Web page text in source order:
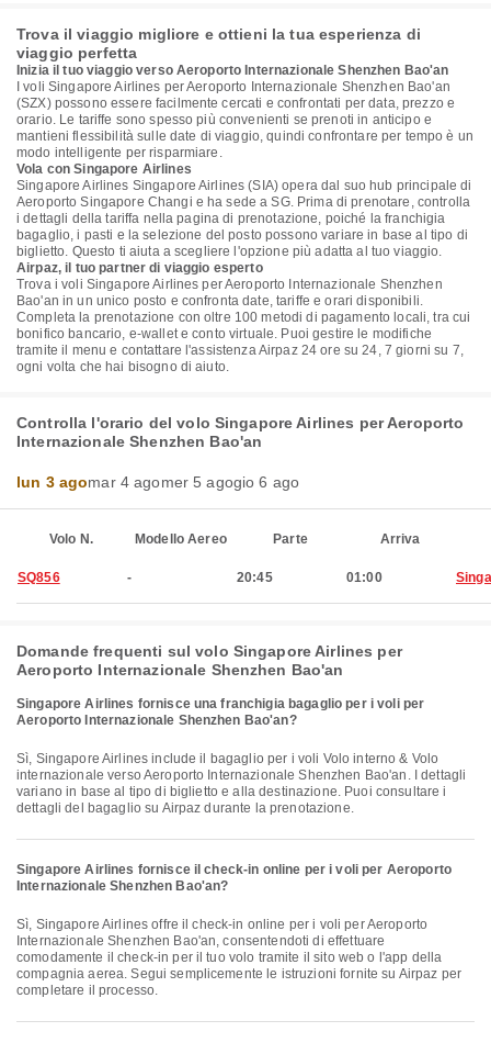
Trova il viaggio migliore e ottieni la tua esperienza di
viaggio perfetta
Inizia il tuo viaggio verso Aeroporto Internazionale Shenzhen Bao'an
I voli Singapore Airlines per Aeroporto Internazionale Shenzhen Bao'an
(SZX) possono essere facilmente cercati e confrontati per data, prezzo e
orario. Le tariffe sono spesso più convenienti se prenoti in anticipo e
mantieni flessibilità sulle date di viaggio, quindi confrontare per tempo è un
modo intelligente per risparmiare.
Vola con Singapore Airlines
Singapore Airlines Singapore Airlines (SIA) opera dal suo hub principale di
Aeroporto Singapore Changi e ha sede a SG. Prima di prenotare, controlla
i dettagli della tariffa nella pagina di prenotazione, poiché la franchigia
bagaglio, i pasti e la selezione del posto possono variare in base al tipo di
biglietto. Questo ti aiuta a scegliere l'opzione più adatta al tuo viaggio.
Airpaz, il tuo partner di viaggio esperto
Trova i voli Singapore Airlines per Aeroporto Internazionale Shenzhen
Bao'an in un unico posto e confronta date, tariffe e orari disponibili.
Completa la prenotazione con oltre 100 metodi di pagamento locali, tra cui
bonifico bancario, e-wallet e conto virtuale. Puoi gestire le modifiche
tramite il menu e contattare l'assistenza Airpaz 24 ore su 24, 7 giorni su 7,
ogni volta che hai bisogno di aiuto.
Controlla l'orario del volo Singapore Airlines per Aeroporto
Internazionale Shenzhen Bao'an
lun 3 agomar 4 agomer 5 agogio 6 ago
Volo N. Modello Aereo Parte Arriva
SQ856 - 20:45 01:00
Domande frequenti sul volo Singapore Airlines per
Aeroporto Internazionale Shenzhen Bao'an
Singapore Airlines fornisce una franchigia bagaglio per i voli per
Aeroporto Internazionale Shenzhen Bao'an?
Sì, Singapore Airlines include il bagaglio per i voli Volo interno & Volo
internazionale verso Aeroporto Internazionale Shenzhen Bao'an. I dettagli
variano in base al tipo di biglietto e alla destinazione. Puoi consultare i
dettagli del bagaglio su Airpaz durante la prenotazione.
Singapore Airlines fornisce il check-in online per i voli per Aeroporto
Internazionale Shenzhen Bao'an?
Sì, Singapore Airlines offre il check-in online per i voli per Aeroporto
Internazionale Shenzhen Bao'an, consentendoti di effettuare
comodamente il check-in per il tuo volo tramite il sito web o l'app della
compagnia aerea. Segui semplicemente le istruzioni fornite su Airpaz per
completare il processo.